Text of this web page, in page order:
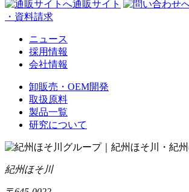
通販サイト
・資料請求
ニュース
採用情報
会社情報
卸販売・OEM開発
取扱原料
製品一覧
研究について
紀州ほそ川